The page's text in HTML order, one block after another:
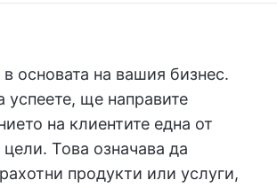
в основата на вашия бизнес.
успеете, ще направите
на клиентите една от
Това означава да
продукти или услуги,